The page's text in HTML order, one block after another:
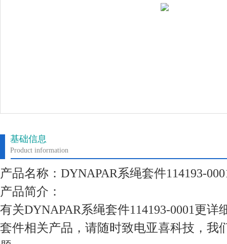
基础信息
Product information
产品名称：DYNAPAR系绳套件114193-
产品简介：
有关DYNAPAR系绳套件114193-0001更
套件相关产品，请随时致电亚喜科技，我